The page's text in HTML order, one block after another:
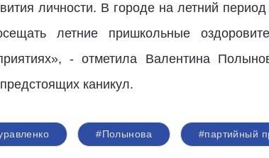
личности. В городе на летний
летние пришкольные
- отметила Валентина
каникул.
#Полынова #партийный